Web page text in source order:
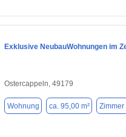
Exklusive NeubauWohnungen im
Ostercappeln, 49179
Wohnung ca. 95,00 m² Zimmer